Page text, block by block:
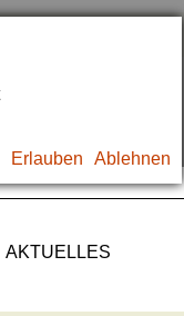
Erlauben Ablehnen
AKTUELLES